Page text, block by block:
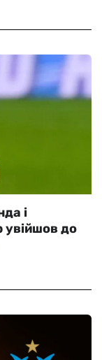
і
увійшов до